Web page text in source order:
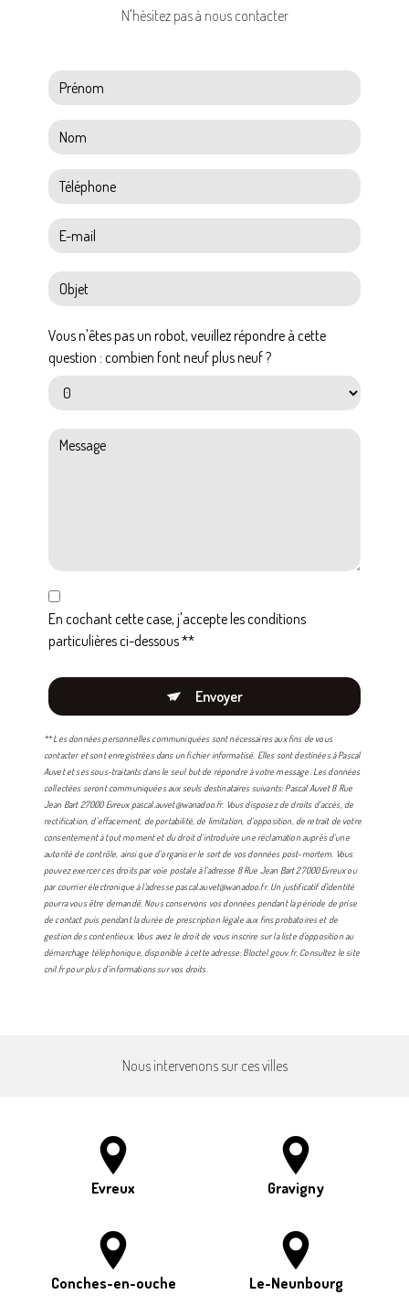
N'hésitez pas à nous contacter
Vous n'êtes pas un robot, veuillez répondre à cette
question : combien font neuf plus neuf ?
En cochant cette case, j'accepte les conditions
particulières ci-dessous **
Envoyer
** Les données personnelles communiquées sont nécessaires aux fins de vous
contacter et sont enregistrées dans un fichier informatisé. Elles sont destinées à Pascal
Auvet et ses sous-traitants dans le seul but de répondre à votre message. Les données
collectées seront communiquées aux seuls destinataires suivants: Pascal Auvet 8 Rue
Jean Bart 27000 Evreux pascal.auvet@wanadoo.fr. Vous disposez de droits d’accès, de
rectification, d’effacement, de portabilité, de limitation, d’opposition, de retrait de votre
consentement à tout moment et du droit d’introduire une réclamation auprès d’une
autorité de contrôle, ainsi que d’organiser le sort de vos données post-mortem. Vous
pouvez exercer ces droits par voie postale à l'adresse 8 Rue Jean Bart 27000 Evreux ou
par courrier électronique à l'adresse pascal.auvet@wanadoo.fr. Un justificatif d'identité
pourra vous être demandé. Nous conservons vos données pendant la période de prise
de contact puis pendant la durée de prescription légale aux fins probatoires et de
gestion des contentieux. Vous avez le droit de vous inscrire sur la liste d'opposition au
démarchage téléphonique, disponible à cette adresse:Bloctel.gouv.fr. Consultez le site
cnil.fr pour plus d’informations sur vos droits.
Nous intervenons sur ces villes
Evreux Gravigny
Conches-en-ouche Le-Neunbourg